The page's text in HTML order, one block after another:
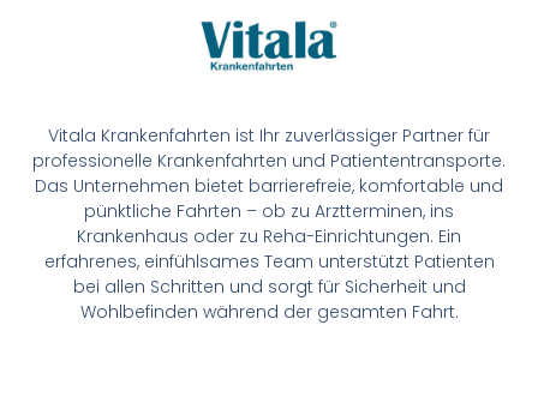
Vitala Krankenfahrten ist Ihr zuverlässiger Partner für
professionelle Krankenfahrten und Patiententransporte.
Das Unternehmen bietet barrierefreie, komfortable und
pünktliche Fahrten – ob zu Arztterminen, ins
Krankenhaus oder zu Reha-Einrichtungen. Ein
erfahrenes, einfühlsames Team unterstützt Patienten
bei allen Schritten und sorgt für Sicherheit und
Wohlbefinden während der gesamten Fahrt.